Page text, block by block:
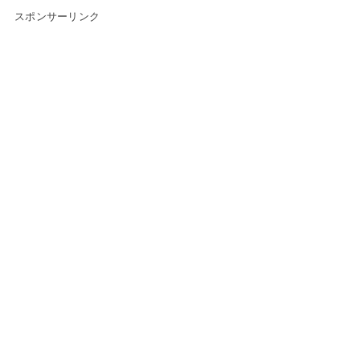
スポンサーリンク